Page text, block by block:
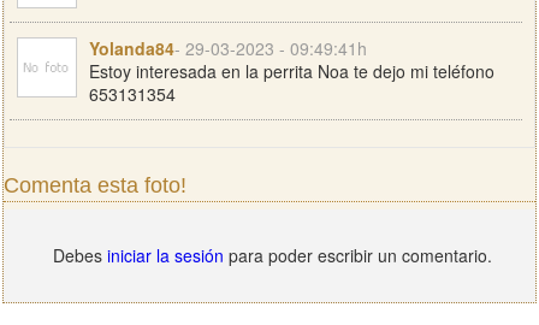
Yolanda84- 29-03-2023 - 09:49:41h
Estoy interesada en la perrita Noa te dejo mi teléfono
653131354
Comenta esta foto!
Debes iniciar la sesión para poder escribir un comentario.